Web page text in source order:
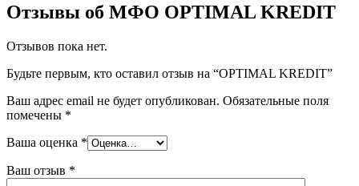
Отзывы об МФО OPTIMAL KREDIT
Отзывов пока нет.
Будьте первым, кто оставил отзыв на “OPTIMAL KREDIT”
Ваш адрес email не будет опубликован. Обязательные поля
помечены *
Ваша оценка *
Ваш отзыв *